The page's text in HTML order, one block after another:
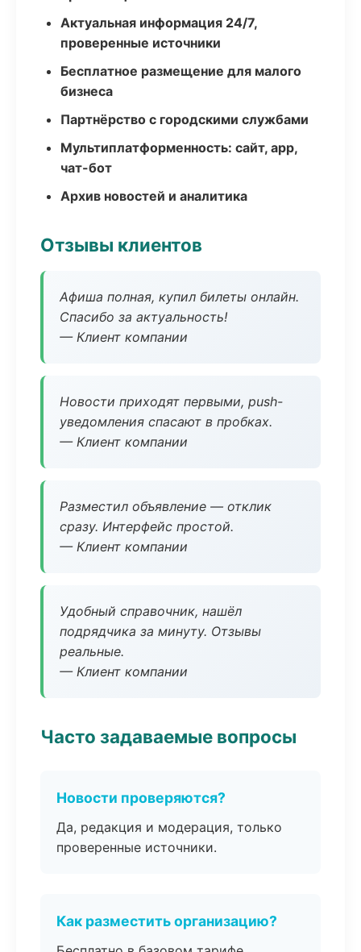
Актуальная информация 24/7,
проверенные источники
Бесплатное размещение для малого
бизнеса
Партнёрство с городскими службами
Мультиплатформенность: сайт, app,
чат-бот
Архив новостей и аналитика
Отзывы клиентов
Афиша полная, купил билеты онлайн.
Спасибо за актуальность!
— Клиент компании
Новости приходят первыми, push-
уведомления спасают в пробках.
— Клиент компании
Разместил объявление — отклик
сразу. Интерфейс простой.
— Клиент компании
Удобный справочник, нашёл
подрядчика за минуту. Отзывы
реальные.
— Клиент компании
Часто задаваемые вопросы
Новости проверяются?
Да, редакция и модерация, только
проверенные источники.
Как разместить организацию?